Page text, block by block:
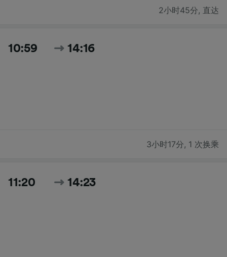
2小时45分, 直达
10:59 14:16
3小时17分, 1 次换乘
11:20 14:23